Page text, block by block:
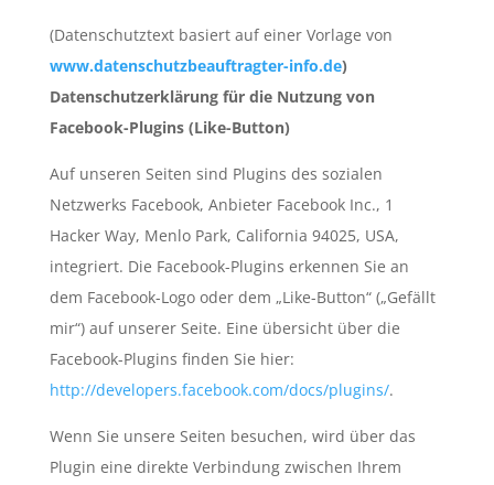
(Datenschutztext basiert auf einer Vorlage von
www.datenschutzbeauftragter-info.de)
Datenschutzerklärung für die Nutzung von
Facebook-Plugins (Like-Button)
Auf unseren Seiten sind Plugins des sozialen
Netzwerks Facebook, Anbieter Facebook Inc., 1
Hacker Way, Menlo Park, California 94025, USA,
integriert. Die Facebook-Plugins erkennen Sie an
dem Facebook-Logo oder dem „Like-Button“ („Gefällt
mir“) auf unserer Seite. Eine übersicht über die
Facebook-Plugins finden Sie hier:
http://developers.facebook.com/docs/plugins/.
Wenn Sie unsere Seiten besuchen, wird über das
Plugin eine direkte Verbindung zwischen Ihrem